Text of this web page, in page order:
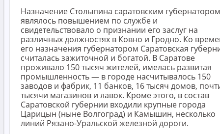
Назначение Столыпина саратовским губернатором
являлось повышением по службе и
свидетельствовало о признании его заслуг на
различных должностях в Ковно и Гродно. Ко
его назначения губернатором Саратовская
считалась зажиточной и богатой. В Саратове
проживало 150 тысяч жителей, имелась развитая
промышленность — в городе насчитывалось 150
заводов и фабрик, 11 банков, 16 тысяч домов,
тысячи магазинов и лавок. Кроме этого, в состав
Саратовской губернии входили крупные города
Царицын (ныне Волгоград) и Камышин, несколько
линий Рязано-Уральской железной дороги.